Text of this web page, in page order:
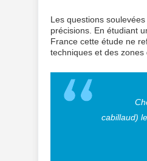
Les questions
précisions. En étudiant
France cette étude ne
techniques et des
cabillaud)